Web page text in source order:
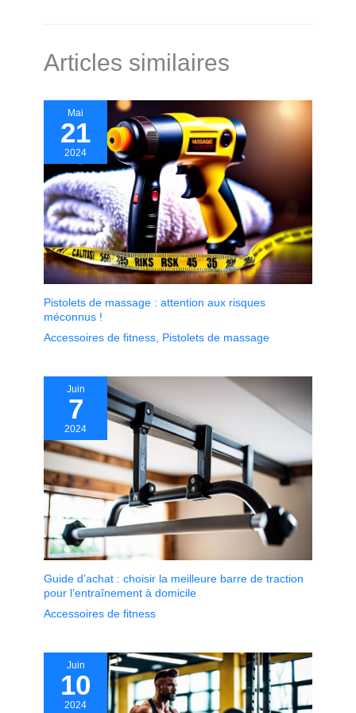
Articles similaires
Mai
21
2024
Pistolets de massage : attention aux risques
méconnus !
Accessoires de fitness Pistolets de massage
Juin
7
2024
Guide d’achat : choisir la meilleure barre de traction
pour l’entraînement à domicile
Accessoires de fitness
Juin
10
2024